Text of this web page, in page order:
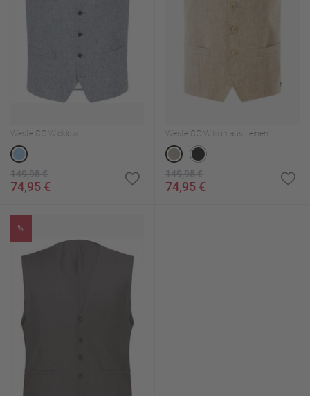
Weste CG Wicklow
149,95 €
74,95 €
Weste CG Wilson aus Leinen
149,95 €
74,95 €
%